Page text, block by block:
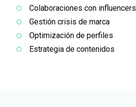
Colaboraciones con influencers
Gestión crisis de marca
Optimización de perfiles
Estrategia de contenidos